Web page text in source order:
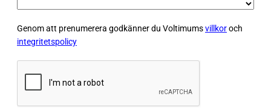
Genom att prenumerera godkänner du Voltimumsvillkoroch
integritetspolicy